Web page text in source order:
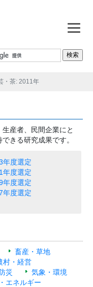
・茶: 2011年
産者、民間企業にと
きる研究成果です。
年度選定
年度選定
年度選定
年度選定
畜産・草地
村・経営
災
気象・環境
エネルギー